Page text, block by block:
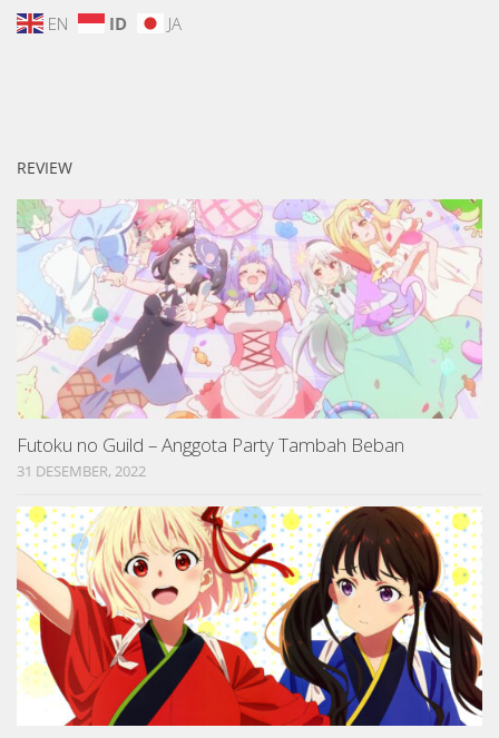
EN ID JA
REVIEW
Futoku no Guild – Anggota Party Tambah Beban
31 DESEMBER, 2022